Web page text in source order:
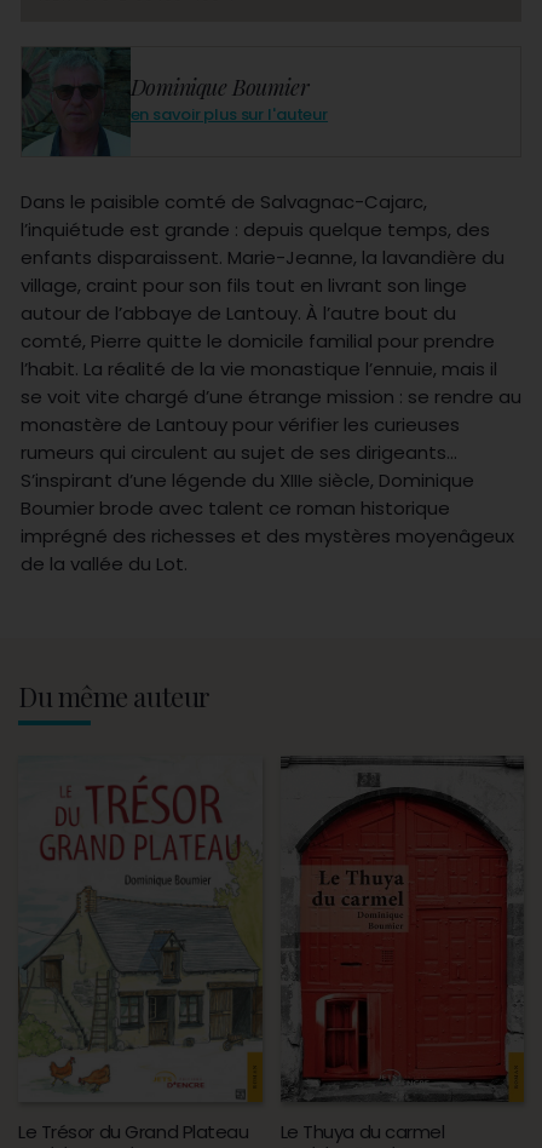
Dominique Boumier
en savoir plus sur l'auteur
Dans le paisible comté de Salvagnac-Cajarc,
l’inquiétude est grande : depuis quelque temps, des
enfants disparaissent. Marie-Jeanne, la lavandière du
village, craint pour son fils tout en livrant son linge
autour de l’abbaye de Lantouy. À l’autre bout du
comté, Pierre quitte le domicile familial pour prendre
l’habit. La réalité de la vie monastique l’ennuie, mais il
se voit vite chargé d’une étrange mission : se rendre au
monastère de Lantouy pour vérifier les curieuses
rumeurs qui circulent au sujet de ses dirigeants...
S’inspirant d’une légende du XIIIe siècle, Dominique
Boumier brode avec talent ce roman historique
imprégné des richesses et des mystères moyenâgeux
de la vallée du Lot.
Du même auteur
Le Trésor du Grand Plateau Le Thuya du carmel